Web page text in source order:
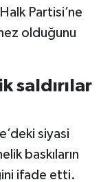
Partisi’ne
olduğunu
saldırılar
siyasi
baskıların
ifade etti.